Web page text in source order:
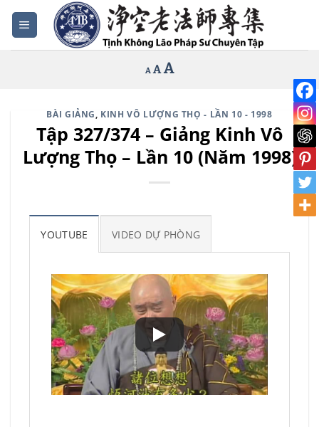
Bỏ
qua
nội
A Decrease
size.
A Reset
size.
A
size.
BÀI GIẢNG, KINH VÔ LƯỢNG THỌ - LẦN 10 - 1998
Tập 327/374 – Giảng Kinh Vô
Lượng Thọ – Lần 10 (Năm 1998)
YOUTUBE VIDEO DỰ PHÒNG